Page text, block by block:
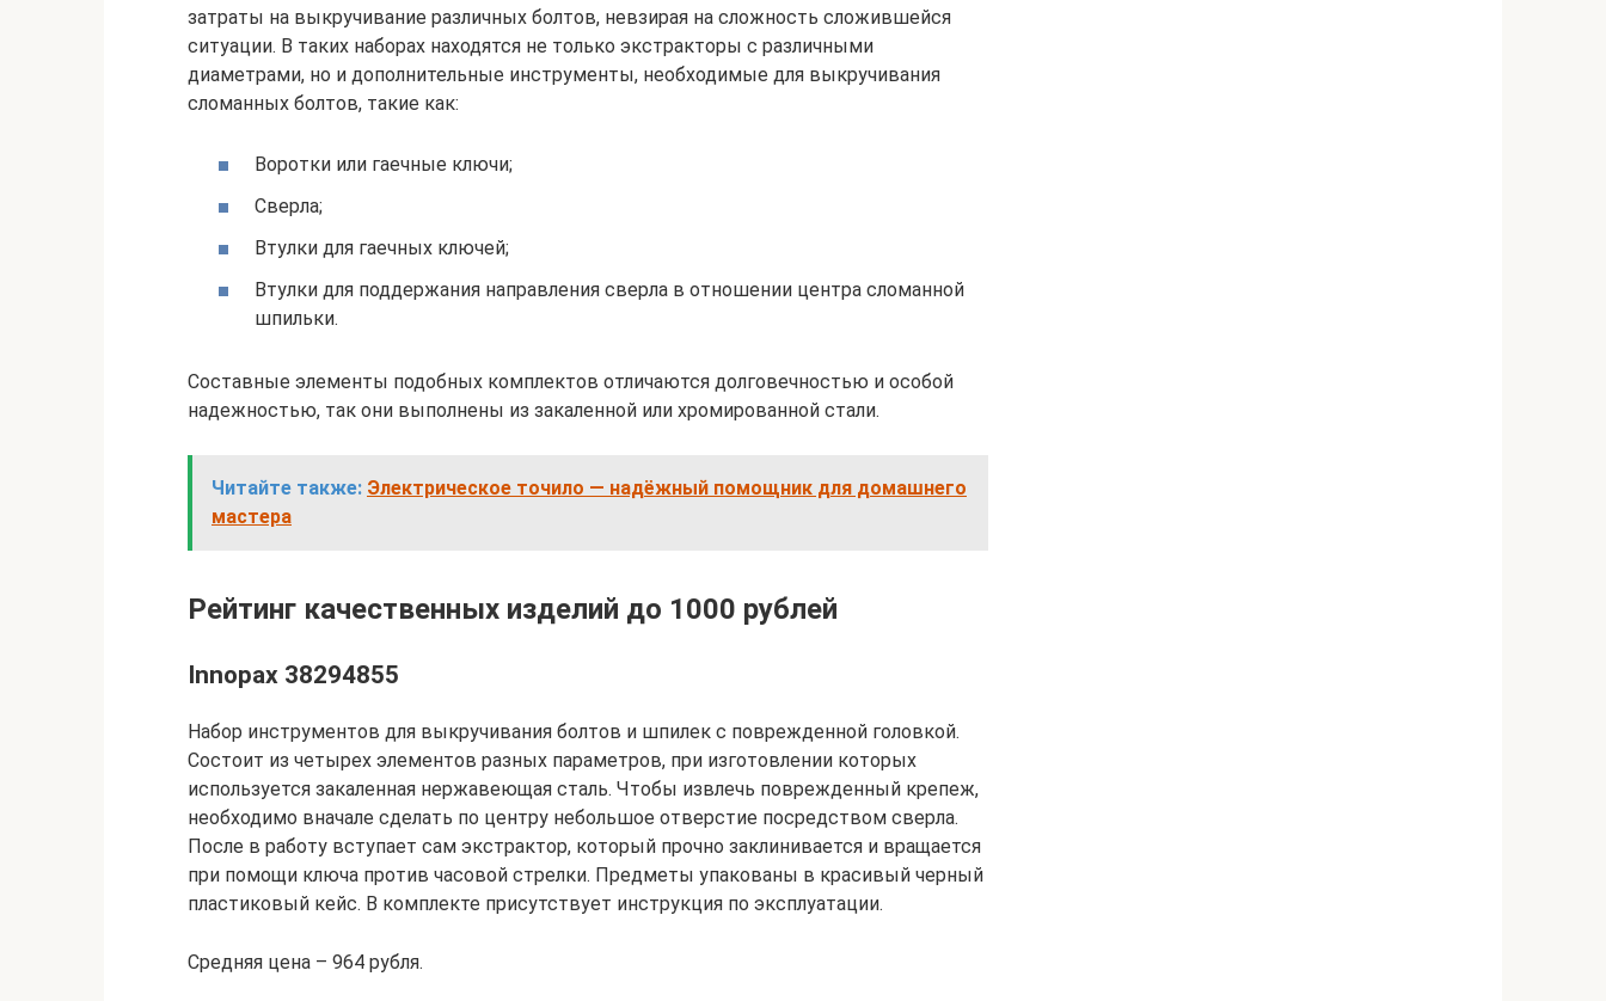
затраты на выкручивание различных болтов, невзирая на сложность сложившейся
ситуации. В таких наборах находятся не только экстракторы с различными
диаметрами, но и дополнительные инструменты, необходимые для выкручивания
сломанных болтов, такие как:
Воротки или гаечные ключи;
Сверла;
Втулки для гаечных ключей;
Втулки для поддержания направления сверла в отношении центра сломанной
шпильки.
Составные элементы подобных комплектов отличаются долговечностью и особой
надежностью, так они выполнены из закаленной или хромированной стали.
Читайте также: Электрическое точило — надёжный помощник для домашнего
мастера
Рейтинг качественных изделий до 1000 рублей
Innopax 38294855
Набор инструментов для выкручивания болтов и шпилек с поврежденной головкой.
Состоит из четырех элементов разных параметров, при изготовлении которых
используется закаленная нержавеющая сталь. Чтобы извлечь поврежденный крепеж,
необходимо вначале сделать по центру небольшое отверстие посредством сверла.
После в работу вступает сам экстрактор, который прочно заклинивается и вращается
при помощи ключа против часовой стрелки. Предметы упакованы в красивый черный
пластиковый кейс. В комплекте присутствует инструкция по эксплуатации.
Средняя цена – 964 рубля.